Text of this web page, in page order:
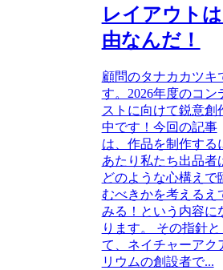
レイアウト
由なんだ！
顧問のタナカカツキ
す。2026年度のコン
ストに向けて鋭意創
中です！今回の記事
は、作品を制作する
あたり私たち出品者
どのような心構えで
むべきかを考えるえ
みる！という内容に
ります。 その指針と
て、ネイチャーアク
リウムの創設者で...